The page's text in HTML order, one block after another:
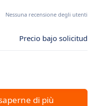
Nessuna recensione degli utenti
Precio bajo solicitud
di più